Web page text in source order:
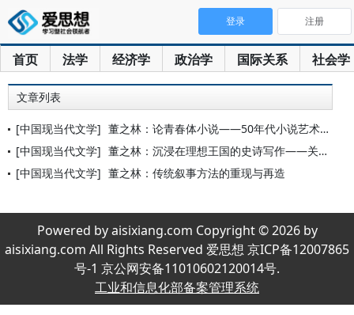
首页 法学 经济学 政治学 国际关系 社会学
登录 注册
文章列表
[中国现当代文学] 董之林：论青春体小说——50年代小说艺术类型之一
[中国现当代文学] 董之林：沉浸在理想王国的史诗写作——关于50年代农业合作化小
[中国现当代文学] 董之林：传统叙事方法的重现与再造
Powered by aisixiang.com Copyright © 2026 by
aisixiang.com All Rights Reserved 爱思想 京ICP备12007865
号-1 京公网安备11010602120014号.
工业和信息化部备案管理系统